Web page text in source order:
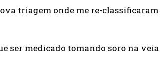
triagem onde me re-
ser medicado tomando soro na veia